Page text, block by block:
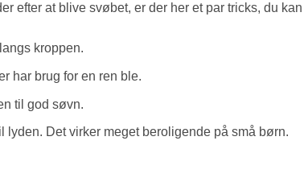
efter at blive svøbet, er der her et par tricks, du kan
kroppen.
har brug for en ren ble.
til god søvn.
Det virker meget beroligende på små børn.